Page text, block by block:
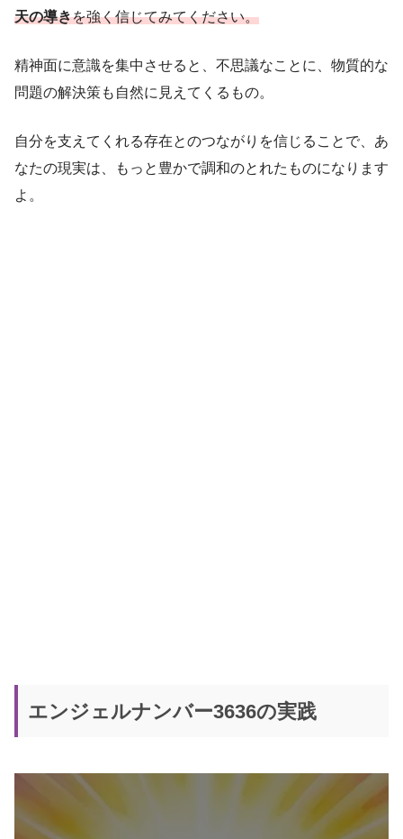
天の導きを強く信じてみてください。
精神面に意識を集中させると、不思議なことに、物質的な
問題の解決策も自然に見えてくるもの。
自分を支えてくれる存在とのつながりを信じることで、あ
なたの現実は、もっと豊かで調和のとれたものになります
よ。
エンジェルナンバー3636の実践